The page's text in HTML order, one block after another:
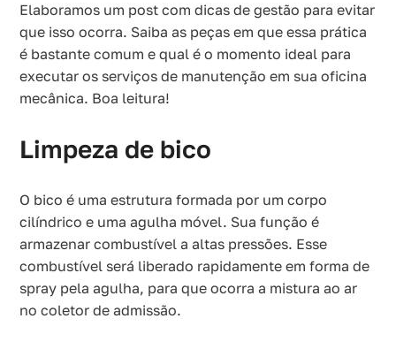
Elaboramos um post com dicas de gestão para evitar
que isso ocorra. Saiba as peças em que essa prática
é bastante comum e qual é o momento ideal para
executar os serviços de manutenção em sua oficina
mecânica. Boa leitura!
Limpeza de bico
O bico é uma estrutura formada por um corpo
cilíndrico e uma agulha móvel. Sua função é
armazenar combustível a altas pressões. Esse
combustível será liberado rapidamente em forma de
spray pela agulha, para que ocorra a mistura ao ar
no coletor de admissão.